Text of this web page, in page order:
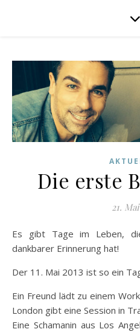
Die erste
21.
Es gibt Tage im Leben, die man in besonderer und
dankbarer Erinnerung hat!
Der 11. Mai 2013 ist so ein
Ein Freund lädt zu einem
London gibt eine Session in
Eine Schamanin aus Los